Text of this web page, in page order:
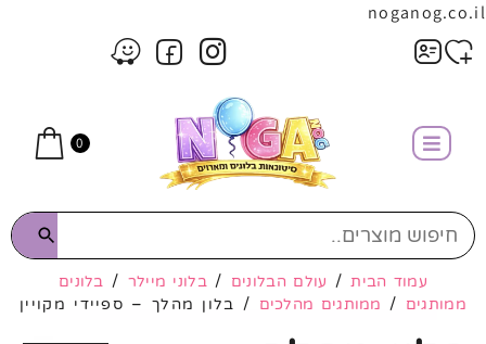
noganog.co.il
0
עמוד הבית/ עולם הבלונים /בלוני מיילר / בלונים
ממותגים / ממותגים מהלכים / בלון מהלך – ספיידי מקויין